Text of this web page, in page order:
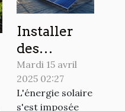
Installer
des
panneaux
solaires en
2023 est-ce
Mardi 15 avril
2025 02:27
L'énergie solaire
s'est imposée